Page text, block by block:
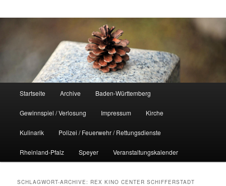
Startseite Archive Baden-Württemberg
Gewinnspiel / Verlosung Impressum Kirche
Kulinarik Polizei / Feuerwehr / Rettungsdienste
Rheinland-Pfalz Speyer Veranstaltungskalender
SCHLAGWORT-ARCHIVE: REX KINO CENTER SCHIFFERSTADT